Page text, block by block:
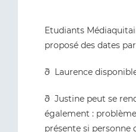
Etudiants
proposé des dates
ð Laurence disponible
ð Justine peut se
également : problème
présente si personne